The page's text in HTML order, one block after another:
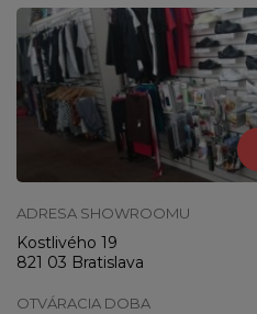
ADRESA SHOWROOMU
Kostlivého 19
821 03 Bratislava
OTVÁRACIA DOBA